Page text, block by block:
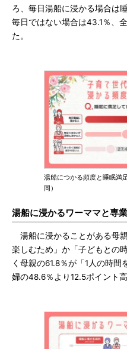
ろ、毎日湯船に浸かる場合は
毎日ではない場合は43.1％、
た。
湯船につかる頻度と睡眠満
同）
湯船に浸かるワーママと専
湯船に浸かることがある母
楽しむため」か「子どもとの
く母親の61.8％が「1人の時
婦の48.6％より12.5ポイント高